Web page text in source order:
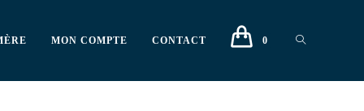
MON COMPTE CONTACT 0